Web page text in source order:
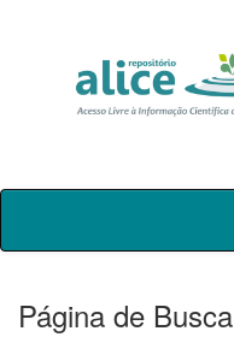
Skip
Página de Busca